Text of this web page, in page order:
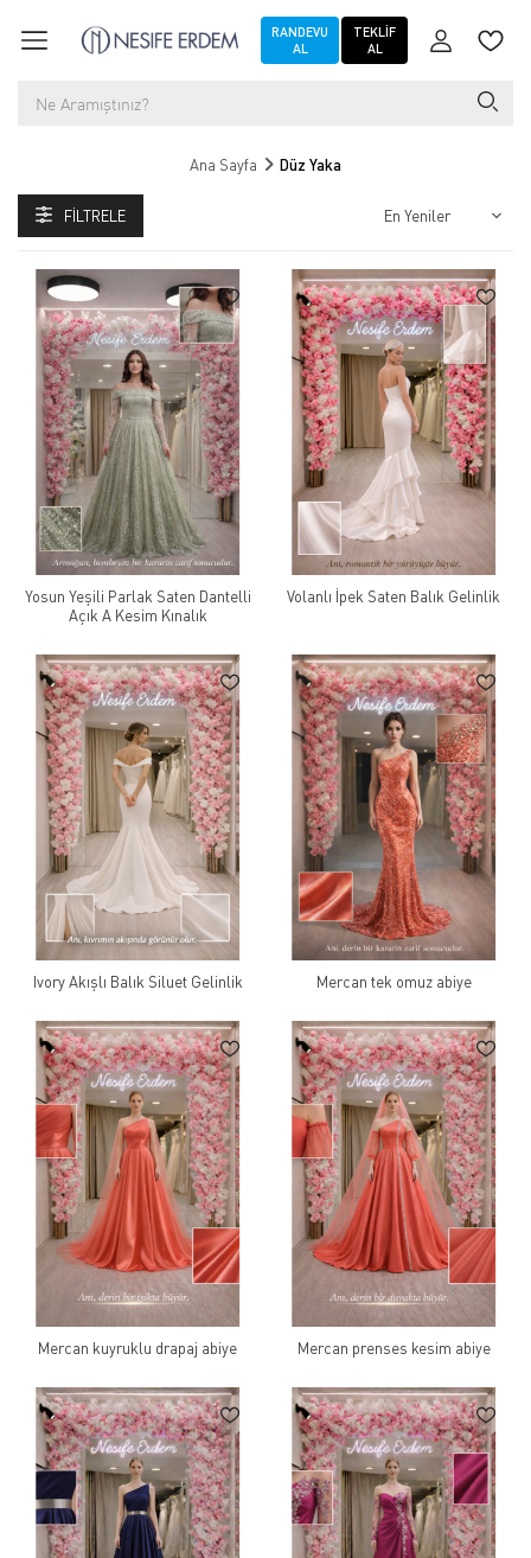
RANDEVU
AL
TEKLIF
AL
Ana Sayfa Düz Yaka
FILTRELE
Yosun Yeşili Parlak Saten Dantelli
Açık A Kesim Kınalık
Volanlı İpek Saten Balık Gelinlik
Ivory Akışlı Balık Siluet Gelinlik Mercan tek omuz abiye
Mercan kuyruklu drapaj abiye Mercan prenses kesim abiye